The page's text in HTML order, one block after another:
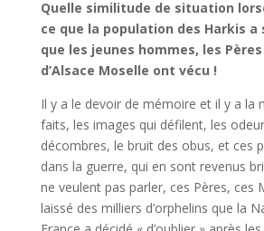
Quelle similitude de situation
ce que la population des Harkis a
que les jeunes hommes, les
d’Alsace Moselle ont vécu !
Il y a le devoir de mémoire et il y a la
faits, les images qui défilent, les
décombres, le bruit des obus, et ces
dans la guerre, qui en sont revenus
ne veulent pas parler, ces Pères, ces
laissé des milliers d’orphelins que la